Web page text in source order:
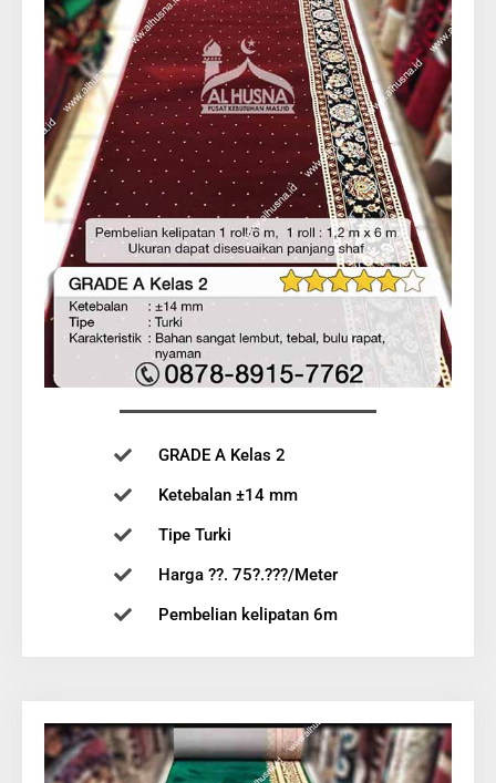
GRADE A Kelas 2
Ketebalan ±14 mm
Tipe Turki
Harga ??. 75?.???/Meter
Pembelian kelipatan 6m